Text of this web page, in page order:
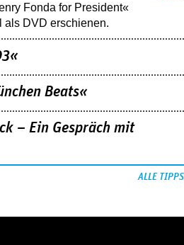
Fonda for President«
als DVD erschienen.
Beats«
– Ein Gespräch mit
ALLE TIPPS